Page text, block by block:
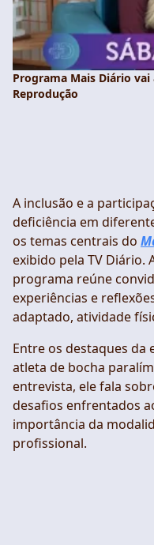
Programa Mais Diário
Reprodução
A inclusão e a
deficiência em
os temas centrais do
exibido pela TV Diário.
programa reúne
experiências e
adaptado, atividade
Entre os destaques da
atleta de bocha
entrevista, ele fala
desafios enfrentados
importância da
profissional.